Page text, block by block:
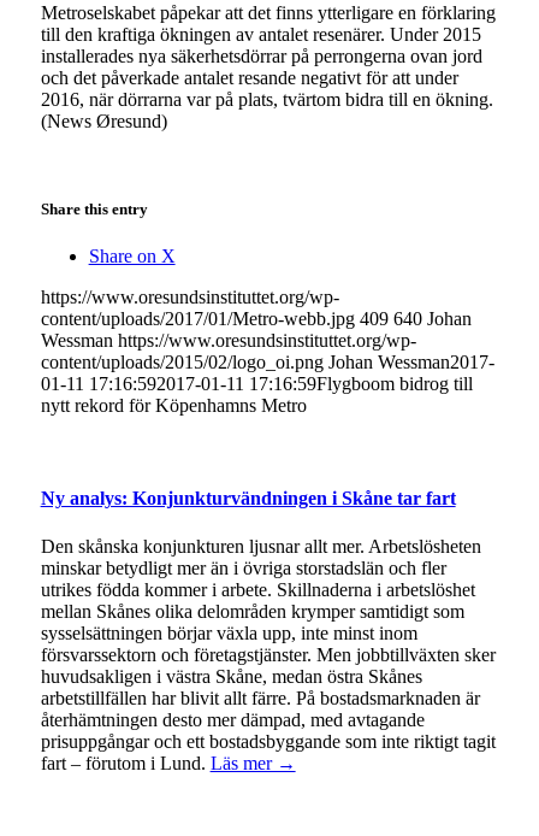
Metroselskabet påpekar att det finns ytterligare en förklaring
till den kraftiga ökningen av antalet resenärer. Under 2015
installerades nya säkerhetsdörrar på perrongerna ovan jord
och det påverkade antalet resande negativt för att under
2016, när dörrarna var på plats, tvärtom bidra till en ökning.
(News Øresund)
Share this entry
Share on X
https://www.oresundsinstituttet.org/wp-
content/uploads/2017/01/Metro-webb.jpg 409 640 Johan
Wessman https://www.oresundsinstituttet.org/wp-
content/uploads/2015/02/logo_oi.png Johan Wessman2017-
01-11 17:16:592017-01-11 17:16:59Flygboom bidrog till
nytt rekord för Köpenhamns Metro
Ny analys: Konjunkturvändningen i Skåne tar fart
Den skånska konjunkturen ljusnar allt mer. Arbetslösheten
minskar betydligt mer än i övriga storstadslän och fler
utrikes födda kommer i arbete. Skillnaderna i arbetslöshet
mellan Skånes olika delområden krymper samtidigt som
sysselsättningen börjar växla upp, inte minst inom
försvarssektorn och företagstjänster. Men jobbtillväxten sker
huvudsakligen i västra Skåne, medan östra Skånes
arbetstillfällen har blivit allt färre. På bostadsmarknaden är
återhämtningen desto mer dämpad, med avtagande
prisuppgångar och ett bostadsbyggande som inte riktigt tagit
fart – förutom i Lund. Läs mer →